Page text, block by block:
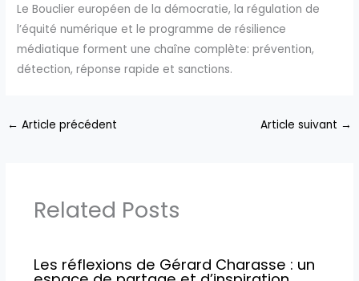
Le Bouclier européen de la démocratie, la régulation de
l’équité numérique et le programme de résilience
médiatique forment une chaîne complète: prévention,
détection, réponse rapide et sanctions.
← Article précédent Article suivant →
Related Posts
Les réflexions de Gérard Charasse : un